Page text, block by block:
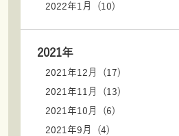
2022年1月 (10)
2021年
2021年12月 (17)
2021年11月 (13)
2021年10月 (6)
2021年9月 (4)